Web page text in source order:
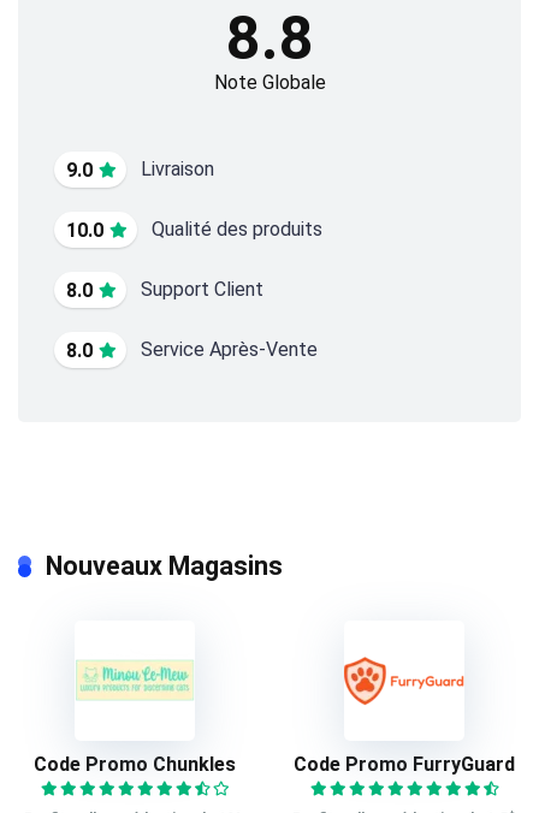
9.0 Livraison
10.0 Qualité des produits
8.0 Support Client
8.0 Service Après-Vente
8.8
Note Globale
Nouveaux Magasins
Code Promo Chunkles Code Promo FurryGuard